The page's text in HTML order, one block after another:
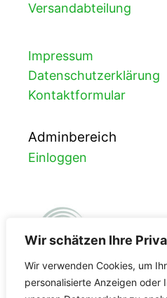
Wir schätzen Ihre
Wir verwenden Cookies, um
personalisierte Anzeigen oder
Versandabteilung
Impressum
Datenschutzerklärung
Kontaktformular
Adminbereich
Einloggen